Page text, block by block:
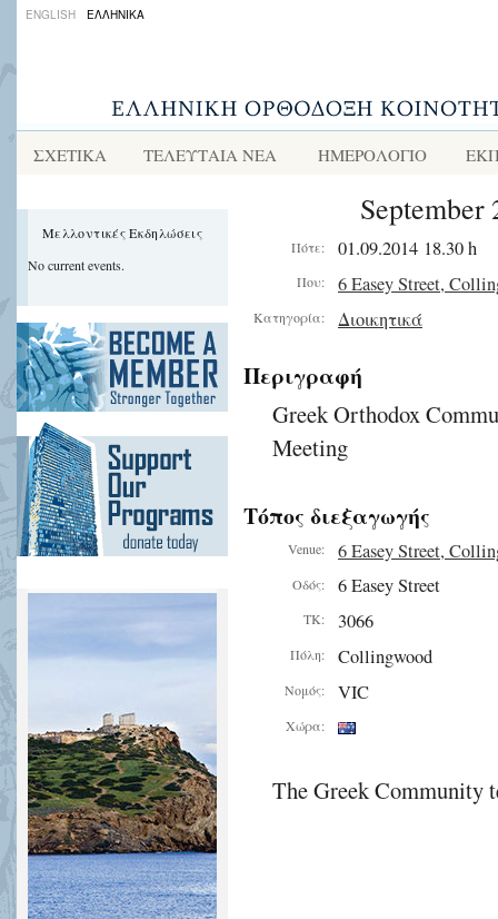
ENGLISH ΕΛΛΗΝΙΚΑ
ΣΧΕΤΙΚΑ ΤΕΛΕΥΤΑΙΑ ΝΕΑ ΗΜΕΡΟΛΟΓΙΟ
Μελλοντικές Εκδηλώσεις
No current events.
Πότε: 01.09.2014 18.30 h
Που: 6 Easey Street,
Κατηγορία: Διοικητικά
Περιγραφή
Greek Orthodox
Meeting
Τόπος διεξαγωγής
Venue: 6 Easey Street,
Οδός: 6 Easey Street
ΤΚ: 3066
Πόλη: Collingwood
Νομός: VIC
Χώρα:
The Greek Community